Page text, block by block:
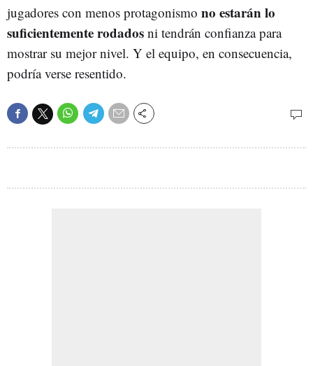
jugadores con menos protagonismo no estarán lo
suficientemente rodados ni tendrán confianza para
mostrar su mejor nivel. Y el equipo, en consecuencia,
podría verse resentido.